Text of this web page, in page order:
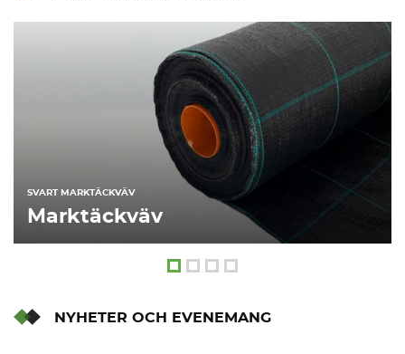
SVART MARKTÄCKVÄV
Marktäckväv
NYHETER OCH EVENEMANG